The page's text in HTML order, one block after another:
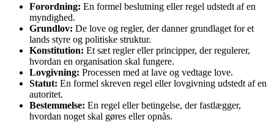
Forordning: En formel beslutning eller regel udstedt af en
myndighed.
Grundlov: De love og regler, der danner grundlaget for et
lands styre og politiske struktur.
Konstitution: Et sæt regler eller principper, der regulerer,
hvordan en organisation skal fungere.
Lovgivning: Processen med at lave og vedtage love.
Statut: En formel skreven regel eller lovgivning udstedt af en
autoritet.
Bestemmelse: En regel eller betingelse, der fastlægger,
hvordan noget skal gøres eller opnås.